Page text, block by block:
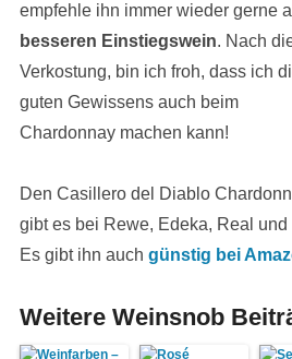
empfehle ihn immer wieder gerne
besseren Einstiegswein. Nach
Verkostung, bin ich froh, dass ich
guten Gewissens auch beim
Chardonnay machen kann!
Den Casillero del Diablo
gibt es bei Rewe, Edeka, Real und
Es gibt ihn auch günstig bei
Weitere Weinsnob